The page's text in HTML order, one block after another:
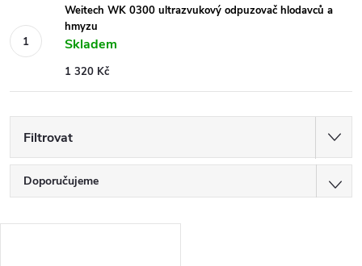
Weitech WK 0300 ultrazvukový odpuzovač hlodavců a
hmyzu
Skladem
1 320 Kč
Filtrovat
Ř
a
Doporučujeme